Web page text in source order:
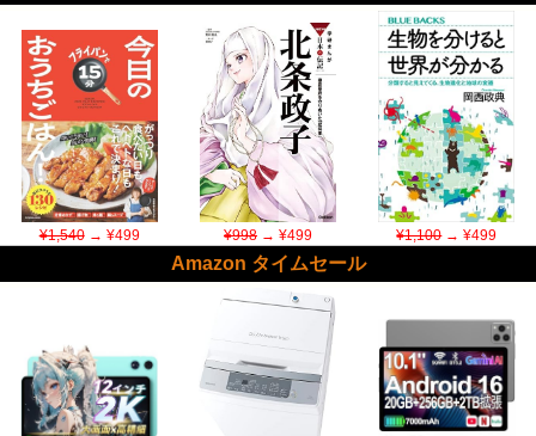
¥1,540→ ¥499 ¥998→ ¥499 ¥1,100→ ¥499
Amazon タイムセール